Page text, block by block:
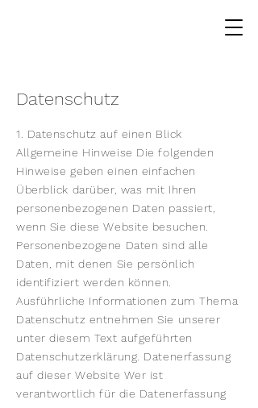
Datenschutz
1. Datenschutz auf einen Blick
Allgemeine Hinweise Die folgenden
Hinweise geben einen einfachen
Überblick darüber, was mit Ihren
personenbezogenen Daten passiert,
wenn Sie diese Website besuchen.
Personenbezogene Daten sind alle
Daten, mit denen Sie persönlich
identifiziert werden können.
Ausführliche Informationen zum Thema
Datenschutz entnehmen Sie unserer
unter diesem Text aufgeführten
Datenschutzerklärung. Datenerfassung
auf dieser Website Wer ist
verantwortlich für die Datenerfassung